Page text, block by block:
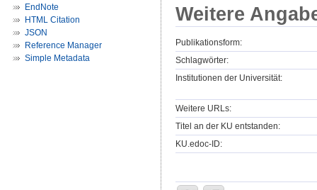
EndNote
HTML Citation
JSON
Reference Manager
Simple Metadata
Weitere
Publikationsform:
Schlagwörter:
Institutionen der Universität:
Weitere URLs:
Titel an der KU entstanden:
KU.edoc-ID: